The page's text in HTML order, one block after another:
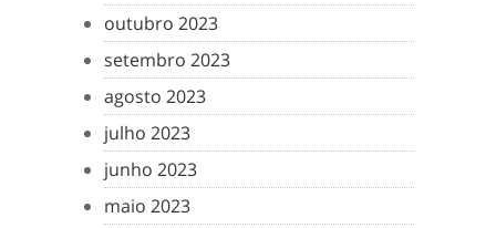
outubro 2023
setembro 2023
agosto 2023
julho 2023
junho 2023
maio 2023